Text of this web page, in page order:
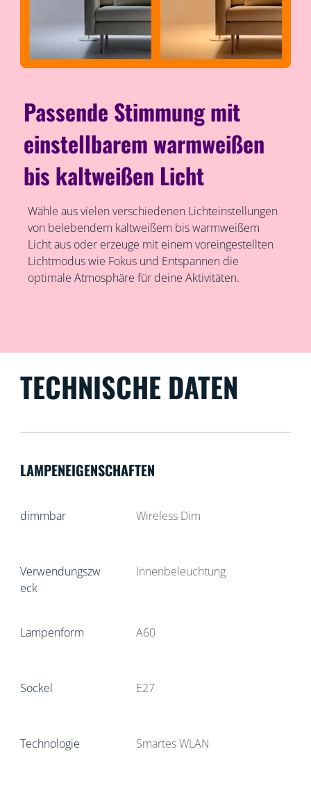
Passende Stimmung mit
einstellbarem warmweißen
bis kaltweißen Licht
Wähle aus vielen verschiedenen Lichteinstellungen
von belebendem kaltweißem bis warmweißem
Licht aus oder erzeuge mit einem voreingestellten
Lichtmodus wie Fokus und Entspannen die
optimale Atmosphäre für deine Aktivitäten.
TECHNISCHE DATEN
LAMPENEIGENSCHAFTEN
dimmbar Wireless Dim
Verwendungszw
eck
Innenbeleuchtung
Lampenform A60
Sockel E27
Technologie Smartes WLAN